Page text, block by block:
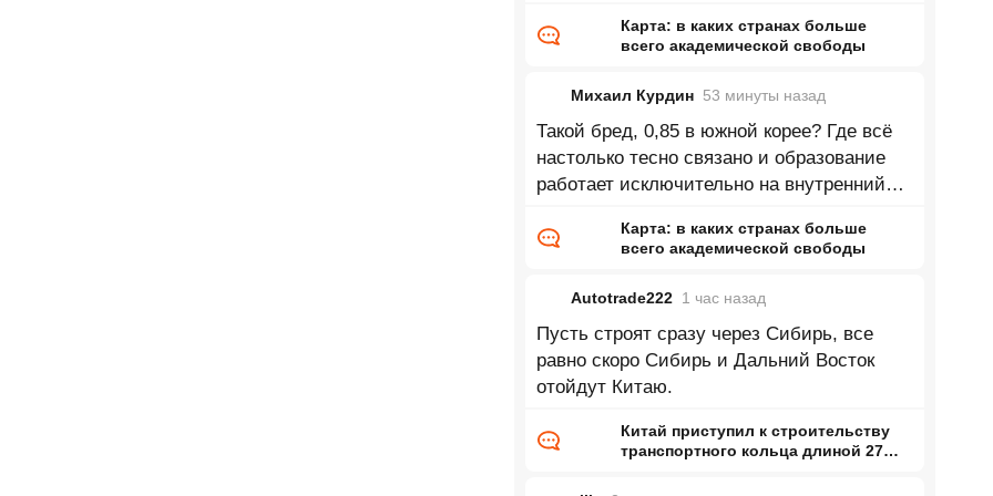
Карта: в каких странах больше
всего академической свободы
Михаил Курдин 53 минуты назад
Такой бред, 0,85 в южной корее? Где всё
настолько тесно связано и образование
работает исключительно на внутренний
Карта: в каких странах больше
всего академической свободы
Autotrade222 1 час назад
Пусть строят сразу через Сибирь, все
равно скоро Сибирь и Дальний Восток
отойдут Китаю.
Китай приступил к строительству
транспортного кольца длиной 27